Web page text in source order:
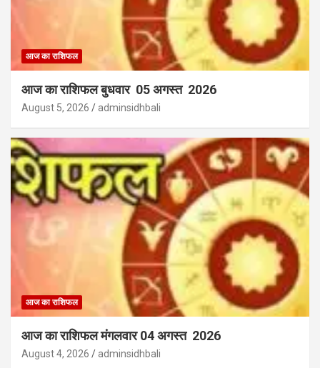
आज का राशिफल
आज का राशिफल बुधवार 05 अगस्त 2026
August 5, 2026 adminsidhbali
आज का राशिफल
आज का राशिफल मंगलवार 04 अगस्त 2026
August 4, 2026 adminsidhbali